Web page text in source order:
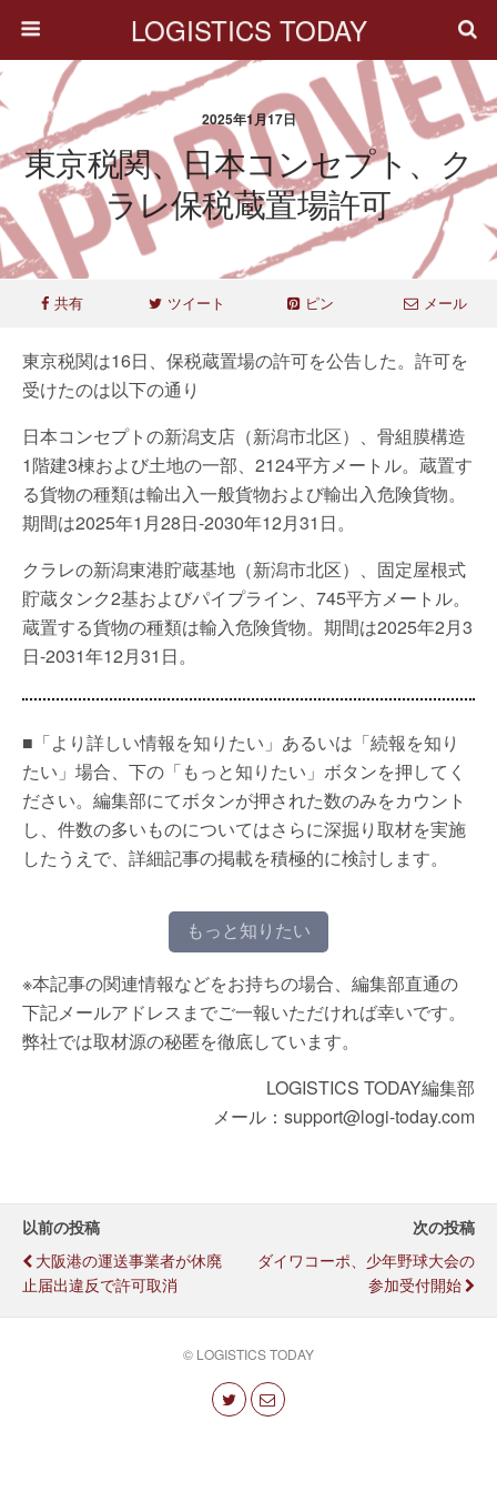
LOGISTICS TODAY
2025年1月17日
東京税関、日本コンセプト、ク
ラレ保税蔵置場許可
共有 ツイート ピン メール
東京税関は16日、保税蔵置場の許可を公告した。許可を
受けたのは以下の通り
日本コンセプトの新潟支店（新潟市北区）、骨組膜構造
1階建3棟および土地の一部、2124平方メートル。蔵置す
る貨物の種類は輸出入一般貨物および輸出入危険貨物。
期間は2025年1月28日-2030年12月31日。
クラレの新潟東港貯蔵基地（新潟市北区）、固定屋根式
貯蔵タンク2基およびパイプライン、745平方メートル。
蔵置する貨物の種類は輸入危険貨物。期間は2025年2月3
日-2031年12月31日。
■「より詳しい情報を知りたい」あるいは「続報を知り
たい」場合、下の「もっと知りたい」ボタンを押してく
ださい。編集部にてボタンが押された数のみをカウント
し、件数の多いものについてはさらに深掘り取材を実施
したうえで、詳細記事の掲載を積極的に検討します。
もっと知りたい
※本記事の関連情報などをお持ちの場合、編集部直通の
下記メールアドレスまでご一報いただければ幸いです。
弊社では取材源の秘匿を徹底しています。
LOGISTICS TODAY編集部
メール：support@logi-today.com
以前の投稿
大阪港の運送事業者が休廃
止届出違反で許可取消
次の投稿
ダイワコーポ、少年野球大会の
参加受付開始
© LOGISTICS TODAY